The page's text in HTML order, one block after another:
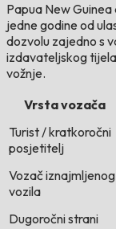
Papua New
jedne godine od
dozvolu zajedno s
izdavateljskog
vožnje.
Vrsta vozača
Turist / kratkoročni
posjetitelj
Vozač iznajmljenog
vozila
Dugoročni strani